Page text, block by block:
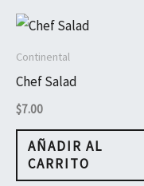
Continental
Chef Salad
$7.00
AÑADIR AL
CARRITO